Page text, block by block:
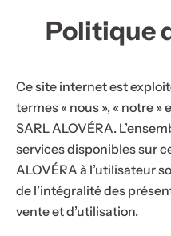
Politique
Ce site internet est
termes « nous », « notre »
SARL ALOVÉRA.
services disponibles sur
ALOVÉRA à l’utilisateur
de l’intégralité des
vente et d’utilisation.